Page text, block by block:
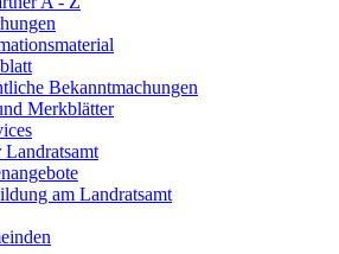
Bekanntmachungen
Merkblätter
am Landratsamt